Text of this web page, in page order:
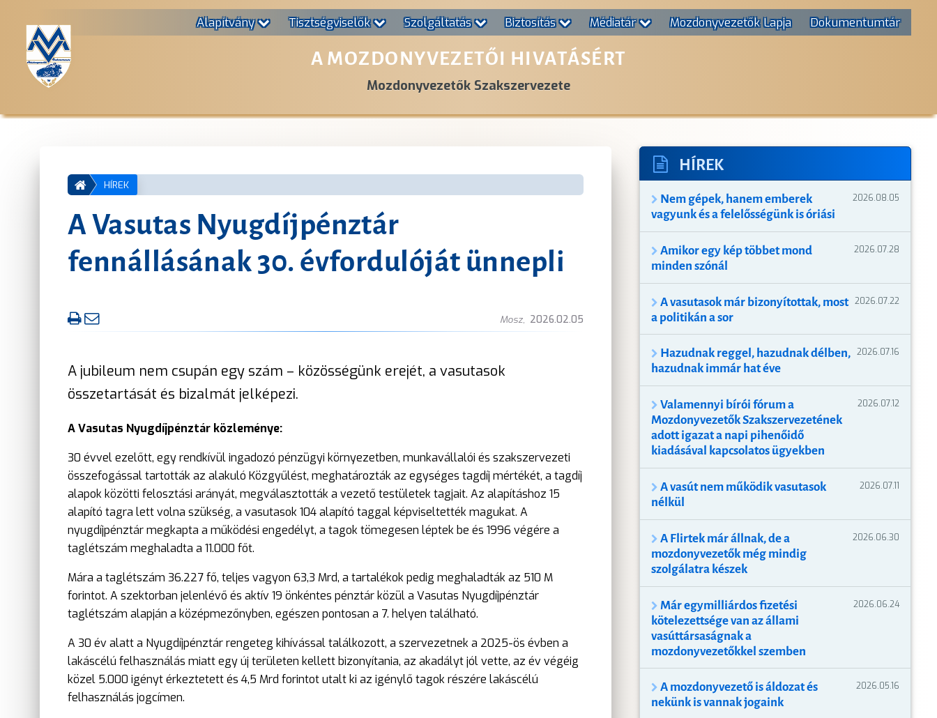
Alapítvány Tisztségviselők Szolgáltatás Biztosítás Médiatár Mozdonyvezetők Lapja Dokumentumtár
A MOZDONYVEZETŐI HIVATÁSÉRT
Mozdonyvezetők Szakszervezete
HÍREK
A Vasutas Nyugdíjpénztár
fennállásának 30. évfordulóját ünnepli
Mosz 2026.02.05
A jubileum nem csupán egy szám – közösségünk erejét, a vasutasok
összetartását és bizalmát jelképezi.
A Vasutas Nyugdíjpénztár közleménye:
30 évvel ezelőtt, egy rendkívül ingadozó pénzügyi környezetben, munkavállalói és szakszervezeti
összefogással tartották az alakuló Közgyűlést, meghatározták az egységes tagdíj mértékét, a tagdíj
alapok közötti felosztási arányát, megválasztották a vezető testületek tagjait. Az alapításhoz 15
alapító tagra lett volna szükség, a vasutasok 104 alapító taggal képviseltették magukat. A
nyugdíjpénztár megkapta a működési engedélyt, a tagok tömegesen léptek be és 1996 végére a
taglétszám meghaladta a 11.000 főt.
Mára a taglétszám 36.227 fő, teljes vagyon 63,3 Mrd, a tartalékok pedig meghaladták az 510 M
forintot. A szektorban jelenlévő és aktív 19 önkéntes pénztár közül a Vasutas Nyugdíjpénztár
taglétszám alapján a középmezőnyben, egészen pontosan a 7. helyen található.
A 30 év alatt a Nyugdíjpénztár rengeteg kihívással találkozott, a szervezetnek a 2025-ös évben a
lakáscélú felhasználás miatt egy új területen kellett bizonyítania, az akadályt jól vette, az év végéig
közel 5.000 igényt érkeztetett és 4,5 Mrd forintot utalt ki az igénylő tagok részére lakáscélú
felhasználás jogcímen.
HÍREK
Nem gépek, hanem emberek
vagyunk és a felelősségünk is óriási
2026.08.05
Amikor egy kép többet mond
minden szónál
2026.07.28
A vasutasok már bizonyítottak, most
a politikán a sor
2026.07.22
Hazudnak reggel, hazudnak délben,
hazudnak immár hat éve
2026.07.16
Valamennyi bírói fórum a
Mozdonyvezetők Szakszervezetének
adott igazat a napi pihenőidő
kiadásával kapcsolatos ügyekben
2026.07.12
A vasút nem működik vasutasok
nélkül
2026.07.11
A Flirtek már állnak, de a
mozdonyvezetők még mindig
szolgálatra készek
2026.06.30
Már egymilliárdos fizetési
kötelezettsége van az állami
vasúttársaságnak a
mozdonyvezetőkkel szemben
2026.06.24
A mozdonyvezető is áldozat és
nekünk is vannak jogaink
2026.05.16